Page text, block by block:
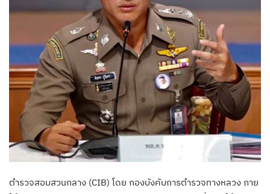
ตำรวจสอบสวนกลาง (CIB) โดย กองบังคับการตำรวจทางหลวง ภาย